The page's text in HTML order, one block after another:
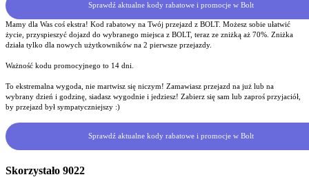
Sprawdź aktualne kody rabatowe i promocje w Bolt
Mamy dla Was coś ekstra! Kod rabatowy na Twój przejazd z BOLT. Możesz sobie ułatwić
życie, przyspieszyć dojazd do wybranego miejsca z BOLT, teraz ze zniżką aż 70%. Zniżka
działa tylko dla nowych użytkowników na 2 pierwsze przejazdy.
Ważność kodu promocyjnego to 14 dni.
To ekstremalna wygoda, nie martwisz się niczym! Zamawiasz przejazd na już lub na
wybrany dzień i godzinę, siadasz wygodnie i jedziesz! Zabierz się sam lub zaproś przyjaciół,
by przejazd był sympatyczniejszy :)
Sprawdź aktualne kody rabatowe i promocje w Bolt
Skorzystało 9022